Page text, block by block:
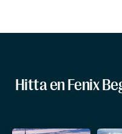
Hitta en Fenix